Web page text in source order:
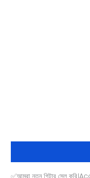
✅আমরা নতুন গিটার সেল